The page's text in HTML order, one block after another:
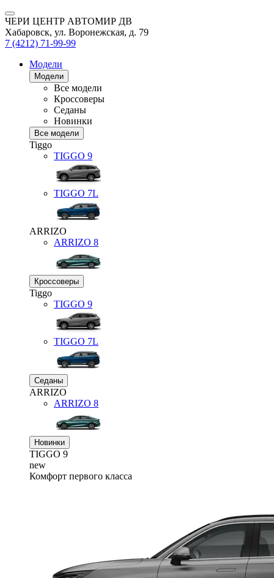
ЧЕРИ ЦЕНТР АВТОМИР ДВ
Хабаровск, ул. Воронежская, д. 79
7 (4212) 71-99-99
Модели
Модели
Все модели
Кроссоверы
Седаны
Новинки
Все модели
Tiggo
TIGGO 9
TIGGO 7L
ARRIZO
ARRIZO 8
Кроссоверы
Tiggo
TIGGO 9
TIGGO 7L
Седаны
ARRIZO
ARRIZO 8
Новинки
TIGGO 9
new
Комфорт первого класса